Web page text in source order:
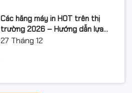
Các hãng máy in HOT trên thị
trường 2026 – Hướng dẫn lựa
chọn và so sánh chi tiết
27 Tháng 12